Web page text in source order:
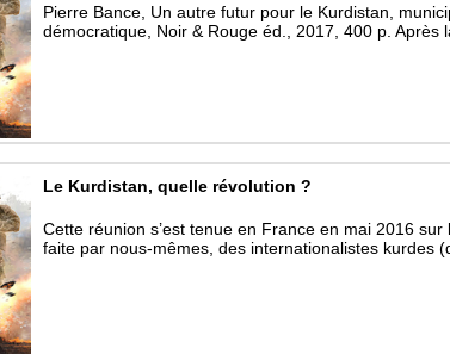
Pierre Bance, Un autre futur pour le Kurdistan,
démocratique, Noir & Rouge éd., 2017, 400 p. Après
Le Kurdistan, quelle révolution ?
Cette réunion s’est tenue en France en mai 2016 sur
faite par nous-mêmes, des internationalistes kurdes